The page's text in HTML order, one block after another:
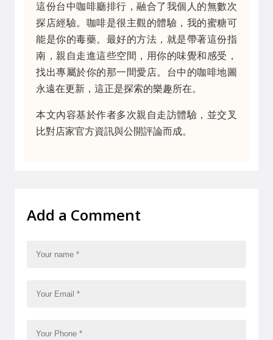
這份台中咖啡廳排行，融合了我個人的無數次
探店經驗。咖啡是很主觀的體驗，我的蜜糖可
能是你的毒藥。最好的方法，就是帶著這份指
南，親自走進這些空間，用你的味覺和感受，
找出專屬於你的那一間愛店。台中的咖啡地圖
永遠在更新，這正是探索的樂趣所在。
本文內容基於作者多次親自走訪體驗，並交叉
比對店家官方資訊與公開評論而成。
Add a Comment